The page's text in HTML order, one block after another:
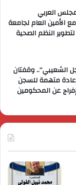
العربي
الأمين العام لجامعة
لتطوير النظم الصحية
الشعيبي”.. وقفتان
متهمة للسجن
عن المحكومين